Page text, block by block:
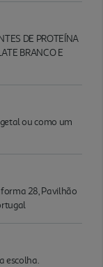
DE PROTEÍNA
BRANCO E
ou como um
28, Pavilhão
escolha.